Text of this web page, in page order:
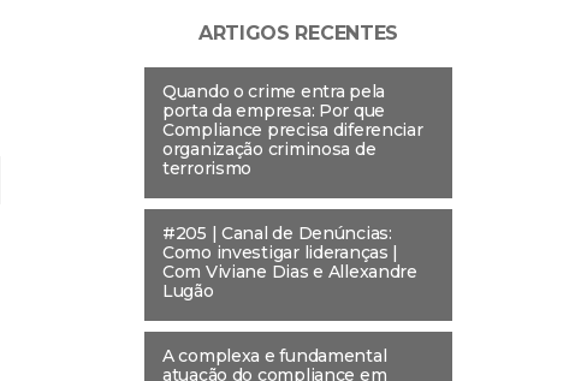
ARTIGOS RECENTES
Quando o crime entra pela
porta da empresa: Por que
Compliance precisa diferenciar
organização criminosa de
terrorismo
#205 | Canal de Denúncias:
Como investigar lideranças |
Com Viviane Dias e Allexandre
Lugão
A complexa e fundamental
atuação do compliance em